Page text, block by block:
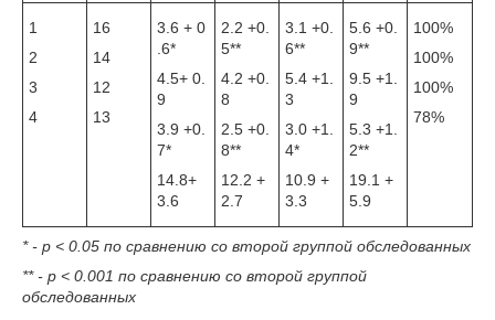
1
2
3
4
16
14
12
13
3.6 + 0
.6*
4.5+ 0.
9
3.9 +0.
7*
14.8+
3.6
2.2 +0.
5**
4.2 +0.
8
2.5 +0.
8**
12.2 +
2.7
3.1 +0.
6**
5.4 +1.
3
3.0 +1.
4*
10.9 +
3.3
5.6 +0.
9**
9.5 +1.
9
5.3 +1.
2**
19.1 +
5.9
100%
100%
100%
78%
* - p < 0.05 по сравнению со второй группой обс­ледованных
** - p < 0.001 по сравнению со второй группой
обследованных